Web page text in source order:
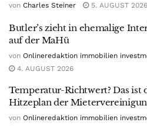
von Charles Steiner 5. AUGUST 2026
Butler’s zieht in ehemalige
auf der MaHü
von Onlineredaktion immobilien
4. AUGUST 2026
Temperatur-Richtwert? Das ist
Hitzeplan der
von Onlineredaktion immobilien